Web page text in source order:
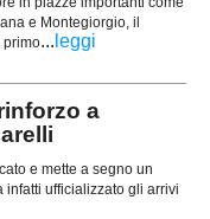
e Montegiorgio, il
primo... leggi
a
e mette a segno un
ufficializzato gli arrivi